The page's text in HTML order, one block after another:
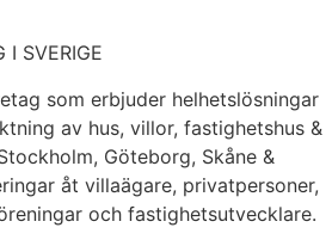
I SVERIGE
som erbjuder helhetslösningar
av hus, villor, fastighetshus &
Göteborg, Skåne &
åt villaägare, privatpersoner,
och fastighetsutvecklare.